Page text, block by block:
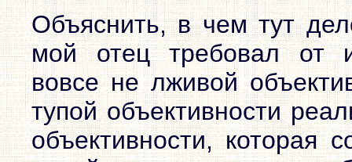
Объяснить, в чем тут
мой отец требовал от
вовсе не лживой
тупой объективности
объективности, которая